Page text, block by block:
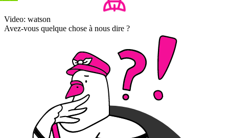
Video: watson
Avez-vous quelque chose à nous dire ?